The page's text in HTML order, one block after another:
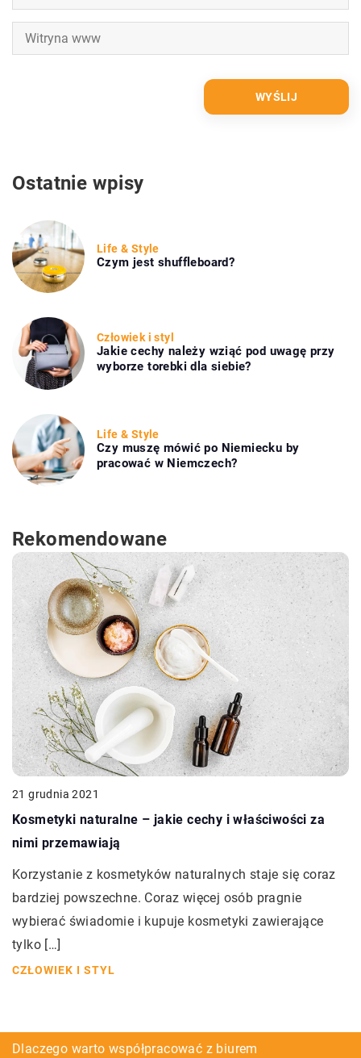
Ostatnie wpisy
Life & Style
Czym jest shuffleboard?
Człowiek i styl
Jakie cechy należy wziąć pod uwagę przy
wyborze torebki dla siebie?
Life & Style
Czy muszę mówić po Niemiecku by
pracować w Niemczech?
Rekomendowane
21 grudnia 2021
Kosmetyki naturalne – jakie cechy i właściwości za
nimi przemawiają
Korzystanie z kosmetyków naturalnych staje się coraz
bardziej powszechne. Coraz więcej osób pragnie
wybierać świadomie i kupuje kosmetyki zawierające
tylko […]
CZŁOWIEK I STYL
Jakie informacje znajdują się na mapach
Dlaczego warto współpracować z biurem
Na czym polega ładowanie bezprzewodowe?